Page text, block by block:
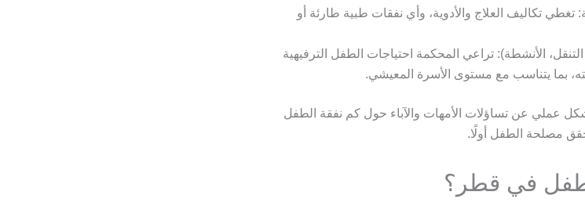
تغطي تكاليف العلاج والأدوية، وأي نفقات طبية طارئة أو
الأنشطة): تراعي المحكمة احتياجات الطفل الترفيهية
بما يتناسب مع مستوى الأسرة المعيشي.
عملي عن تساؤلات الأمهات والآباء حول كم نفقة الطفل
مصلحة الطفل أولًا.
في قطر؟